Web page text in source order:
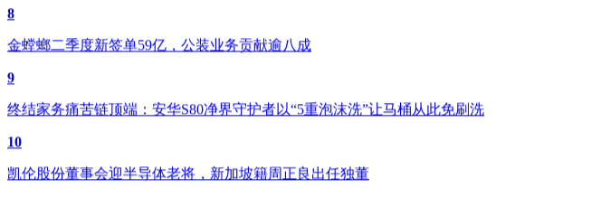
8
金螳螂二季度新签单59亿，公装业务贡献逾八成
9
终结家务痛苦链顶端：安华S80净界守护者以“5重泡沫洗”让马桶从此免刷洗
10
凯伦股份董事会迎半导体老将，新加坡籍周正良出任独董